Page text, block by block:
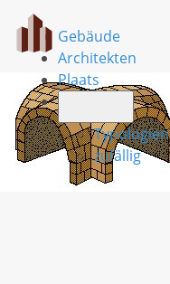
Gebäude
Architekten
Plaats
Typologien
zufällig